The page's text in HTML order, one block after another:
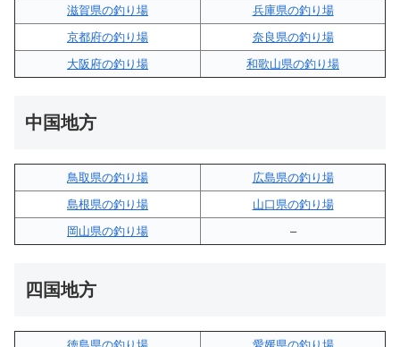
滋賀県の釣り場
兵庫県の釣り場
京都府の釣り場
奈良県の釣り場
大阪府の釣り場
和歌山県の釣り場
中国地方
鳥取県の釣り場
広島県の釣り場
島根県の釣り場
山口県の釣り場
岡山県の釣り場
–
四国地方